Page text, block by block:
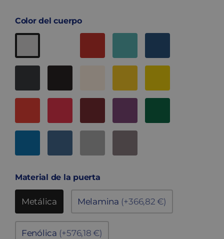
Color del cuerpo
Material de la puerta
Metálica Melamina (+366,82 €)
Fenólica (+576,18 €)